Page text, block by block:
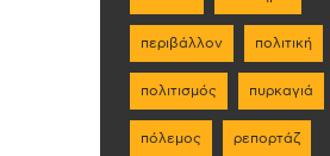
περιβάλλον πολιτική
πολιτισμός πυρκαγιά
πόλεμος ρεπορτάζ